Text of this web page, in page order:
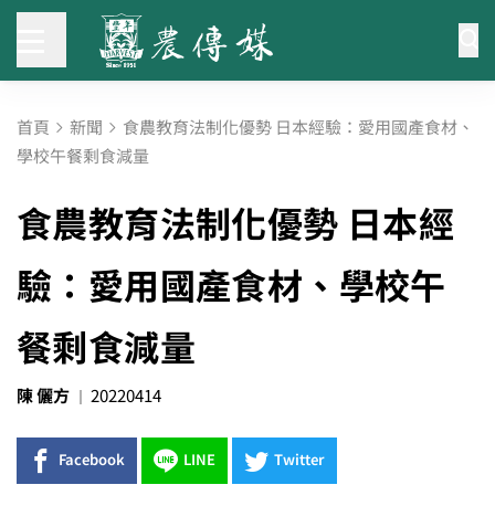
首頁 新聞 食農教育法制化優勢 日本經驗：愛用國產食材、
學校午餐剩食減量
食農教育法制化優勢 日本經
驗：愛用國產食材、學校午
餐剩食減量
陳 儷方 20220414
Facebook LINE Twitter